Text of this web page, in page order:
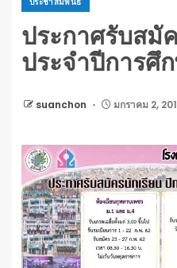
ประกาศรับสมั
ประจำปีการศึ
suanchon มกราคม 2,